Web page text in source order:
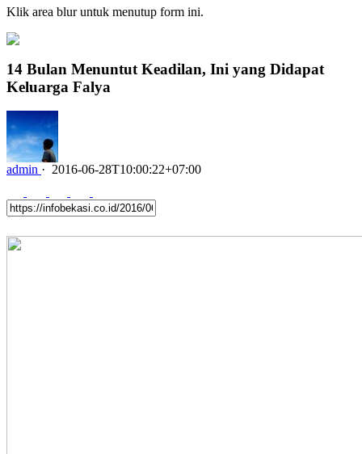
Klik area blur untuk menutup form ini.
14 Bulan Menuntut Keadilan, Ini yang Didapat
Keluarga Falya
admin · 2016-06-28T10:00:22+07:00